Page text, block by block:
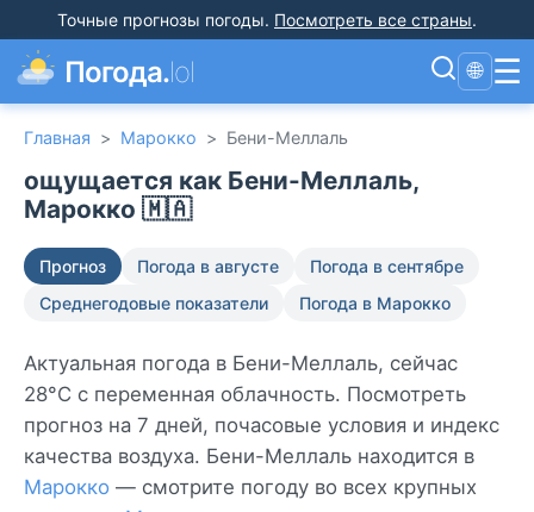
Точные прогнозы погоды. Посмотреть все страны.
Погода.lol 🌐 ☰
Главная > Марокко > Бени-Меллаль
ощущается как Бени-Меллаль,
Марокко 🇲🇦
Прогноз Погода в августе
Погода в сентябре
Среднегодовые показатели
Погода в Марокко
Актуальная погода в Бени-Меллаль, сейчас
28°C с переменная облачность. Посмотреть
прогноз на 7 дней, почасовые условия и индекс
качества воздуха. Бени-Меллаль находится в
Марокко — смотрите погоду во всех крупных